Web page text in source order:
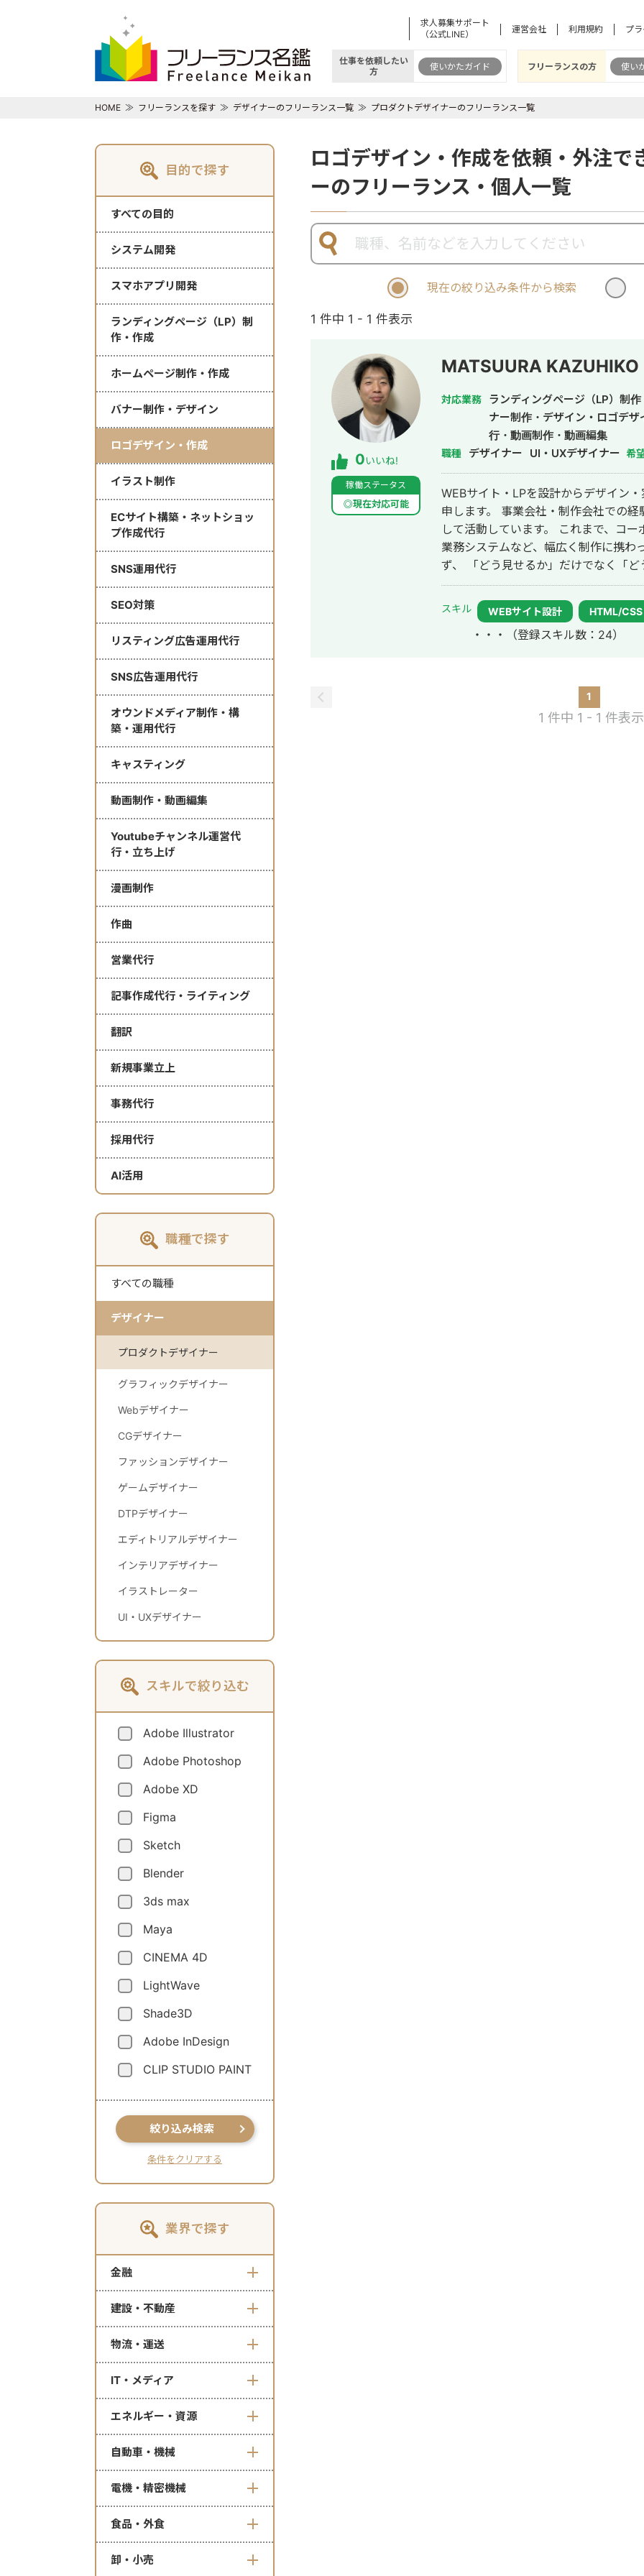
求人募集サポート
（公式LINE）
運営会社 利用規約 プ
仕事を依頼したい
方
使いかたガイド フリーランスの方 使い
HOME フリーランスを探す デザイナーのフリーランス一覧 プロダクトデザイナーのフリーランス一覧
目的で探す
すべての目的
システム開発
スマホアプリ開発
ランディングページ（LP）制
作・作成
ホームページ制作・作成
バナー制作・デザイン
ロゴデザイン・作成
イラスト制作
ECサイト構築・ネットショッ
プ作成代行
SNS運用代行
SEO対策
リスティング広告運用代行
SNS広告運用代行
オウンドメディア制作・構
築・運用代行
キャスティング
動画制作・動画編集
Youtubeチャンネル運営代
行・立ち上げ
漫画制作
作曲
営業代行
記事作成代行・ライティング
翻訳
新規事業立上
事務代行
採用代行
AI活用
職種で探す
すべての職種
デザイナー
プロダクトデザイナー
グラフィックデザイナー
Webデザイナー
CGデザイナー
ファッションデザイナー
ゲームデザイナー
DTPデザイナー
エディトリアルデザイナー
インテリアデザイナー
イラストレーター
UI・UXデザイナー
スキルで絞り込む
Adobe Illustrator
Adobe Photoshop
Adobe XD
Figma
Sketch
Blender
3ds max
Maya
CINEMA 4D
LightWave
Shade3D
Adobe InDesign
CLIP STUDIO PAINT
絞り込み検索
条件をクリアする
業界で探す
金融
建設・不動産
物流・運送
IT・メディア
エネルギー・資源
自動車・機械
電機・精密機械
食品・外食
卸・小売
ロゴデザイン・作成を依頼・外注で
ーのフリーランス・個人一覧
現在の絞り込み条件から検索
1 件中 1 - 1 件表示
0いいね!
稼働ステータス
◎現在対応可能
MATSUURA KAZUHIKO
対応業務
ランディングページ（LP）制
ナー制作・デザイン・ロゴデ
行・動画制作・動画編集
職種 デザイナー UI・UXデザイナー 希
WEBサイト・LPを設計からデザイン
申します。 事業会社・制作会社での経験を経て、現在はフリーランス3年目と
して活動しています。 これまで、コ
業務システムなど、幅広く制作に携わってきました。
ず、 「どう見せるか」だけでなく「
までを踏まえた設計を得意としています。 例えば、 ・在庫検索〜問い
での導線設計による営業支援サイト
業務効率の改善 ・LPの構成改善や
た課題解決型の制作を行ってきました。 また、デザインとフロントエンドの両
で完結する案件にも多数対応しており
スキル WEBサイト設計 HTML/CSS
・・・ （登録スキル数：24）
1
1 件中 1 - 1 件表示